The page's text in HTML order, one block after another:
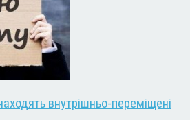
внутрішньо-переміщені